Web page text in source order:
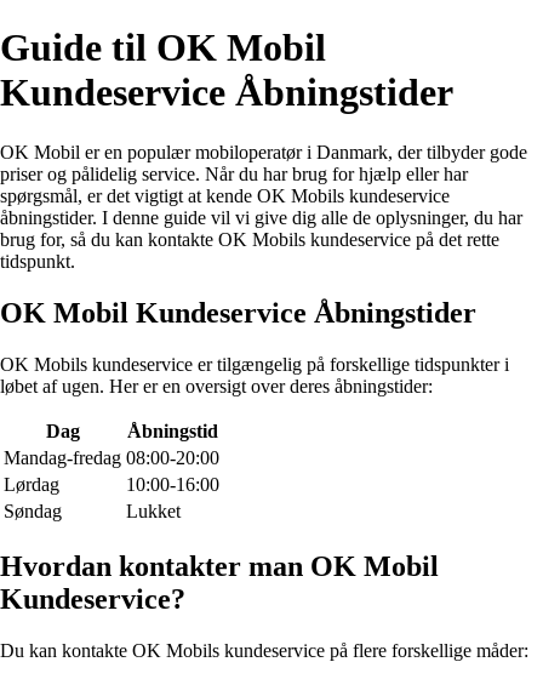
Guide til OK Mobil
Kundeservice Åbningstider
OK Mobil er en populær mobiloperatør i Danmark, der tilbyder gode
priser og pålidelig service. Når du har brug for hjælp eller har
spørgsmål, er det vigtigt at kende OK Mobils kundeservice
åbningstider. I denne guide vil vi give dig alle de oplysninger, du har
brug for, så du kan kontakte OK Mobils kundeservice på det rette
tidspunkt.
OK Mobil Kundeservice Åbningstider
OK Mobils kundeservice er tilgængelig på forskellige tidspunkter i
løbet af ugen. Her er en oversigt over deres åbningstider:
Dag
Åbningstid
Mandag-fredag 08:00-20:00
Lørdag
10:00-16:00
Søndag
Lukket
Hvordan kontakter man OK Mobil
Kundeservice?
Du kan kontakte OK Mobils kundeservice på flere forskellige måder: